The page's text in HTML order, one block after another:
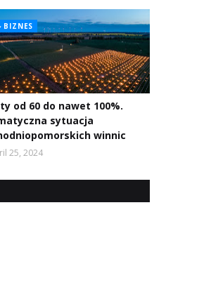
BIZNES
od 60 do nawet 100%.
sytuacja
winnic
25, 2024